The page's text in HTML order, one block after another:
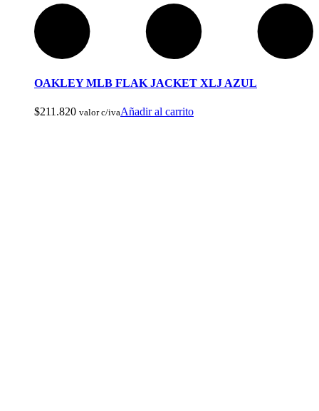
Compass Mirrored
OAKLEY MLB FLAK JACKET XLJ AZUL
$211.820 valor c/ivaAñadir al carrito